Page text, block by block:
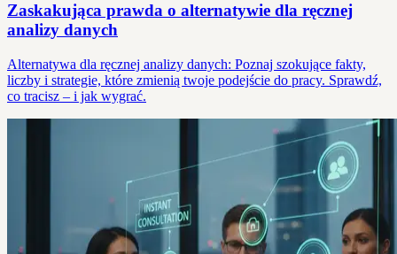
Zaskakująca prawda o alternatywie dla ręcznej
analizy danych
Alternatywa dla ręcznej analizy danych: Poznaj szokujące fakty,
liczby i strategie, które zmienią twoje podejście do pracy. Sprawdź,
co tracisz – i jak wygrać.